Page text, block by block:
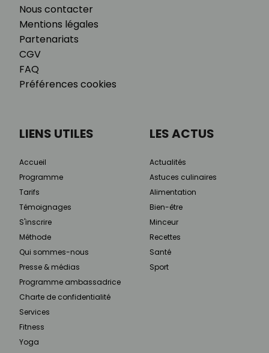
Nous contacter
Mentions légales
Partenariats
CGV
FAQ
Préférences cookies
LIENS UTILES
Accueil
Programme
Tarifs
Témoignages
S'inscrire
Méthode
Qui sommes-nous
Presse & médias
Programme ambassadrice
Charte de confidentialité
Services
Fitness
Yoga
LES ACTUS
Actualités
Astuces culinaires
Alimentation
Bien-être
Minceur
Recettes
Santé
Sport